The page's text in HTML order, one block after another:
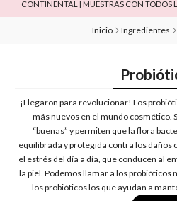
CONTINENTAL | MUESTRAS CON TODOS
Inicio Ingredientes
¡Llegaron para revolucionar! Los
más nuevos en el mundo cosmético.
“buenas” y permiten que la flora
equilibrada y protegida contra los daños
el estrés del día a día, que conducen al
la piel. Podemos llamar a los probióticos
los probióticos los que ayudan a